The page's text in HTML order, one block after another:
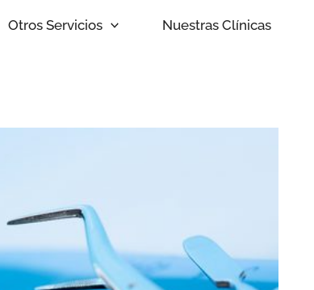
Otros Servicios Nuestras Clínicas